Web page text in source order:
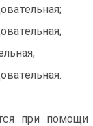
при